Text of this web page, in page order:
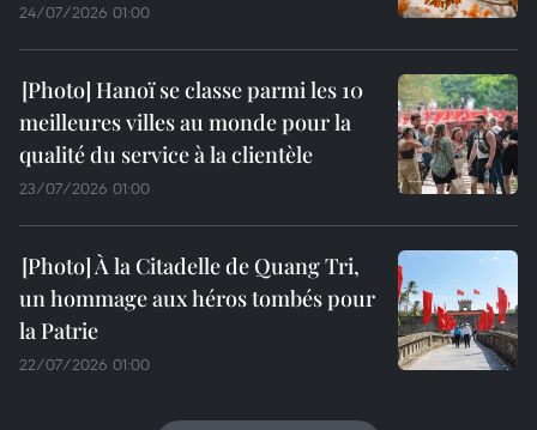
24/07/2026 01:00
Hanoï se classe parmi les 10
meilleures villes au monde pour la
qualité du service à la clientèle
23/07/2026 01:00
À la Citadelle de Quang Tri,
un hommage aux héros tombés pour
la Patrie
22/07/2026 01:00